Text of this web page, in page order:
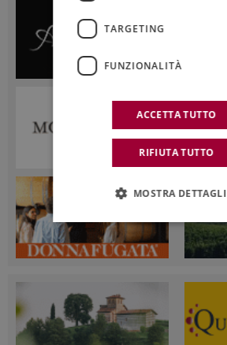
TARGETING
FUNZIONALITÀ
ACCETTA TUTTO
RIFIUTA TUTTO
MOSTRA DETTAGLI